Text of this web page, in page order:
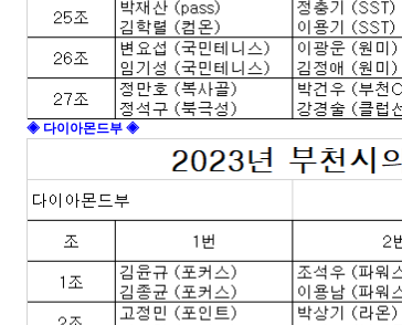
◈ 다이아몬드부 ◈